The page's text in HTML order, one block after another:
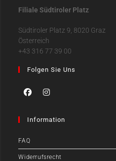
Filiale Südtiroler Platz
Südtiroler Platz 9, 8020 Graz
Österreich
+43 316 77 39 00
Folgen Sie Uns
Information
FAQ
Widerrufsrecht